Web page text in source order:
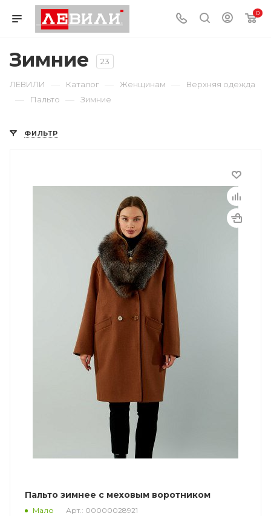
0
Зимние 23
ЛЕВИЛИ — Каталог — Женщинам — Верхняя одежда
— Пальто — Зимние
ФИЛЬТР
Пальто зимнее с меховым воротником
Мало Арт.: 00000028921